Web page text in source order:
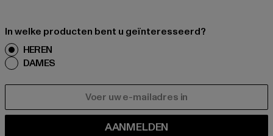
In welke producten bent u geïnteresseerd?
HEREN
DAMES
AANMELDEN